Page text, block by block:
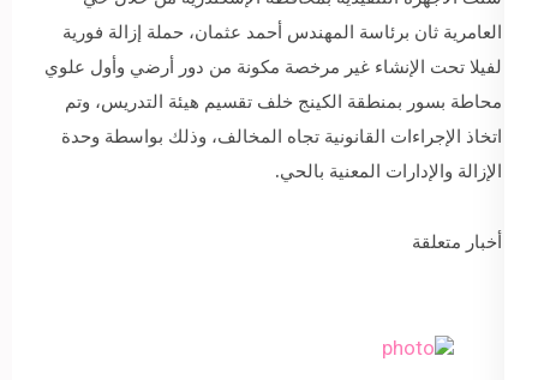
العامرية ثان برئاسة المهندس أحمد عثمان، حملة إزالة فورية
لفيلا تحت الإنشاء غير مرخصة مكونة من دور أرضي وأول علوي
محاطة بسور بمنطقة الكينج خلف تقسيم هيئة التدريس، وتم
اتخاذ الإجراءات القانونية تجاه المخالف، وذلك بواسطة وحدة
الإزالة والإدارات المعنية بالحي.
أخبار متعلقة